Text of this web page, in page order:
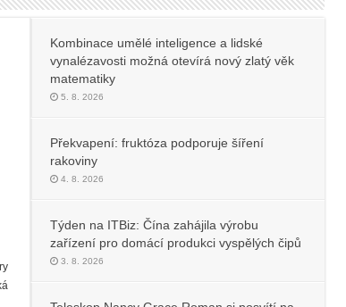
Kombinace umělé inteligence a lidské
vynalézavosti možná otevírá nový zlatý věk
matematiky
5. 8. 2026
Překvapení: fruktóza podporuje šíření
rakoviny
4. 8. 2026
Týden na ITBiz: Čína zahájila výrobu
zařízení pro domácí produkci vyspělých čipů
3. 8. 2026